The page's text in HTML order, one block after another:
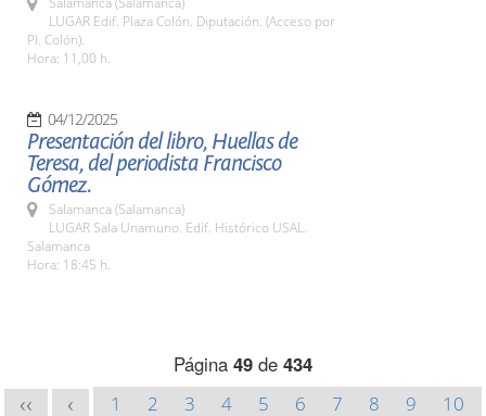
LUGAR Edif. Plaza Colón. Diputación. (Acceso por
Pl. Colón).
Hora: 11,00 h.
04/12/2025
Presentación del libro, Huellas de
Teresa, del periodista Francisco
Gómez.
Salamanca (Salamanca)
LUGAR Sala Unamuno. Edif. Histórico USAL.
Salamanca
Hora: 18:45 h.
Página 49 de 434
<< < 1 2 3 4 5 6 7 8 9
10